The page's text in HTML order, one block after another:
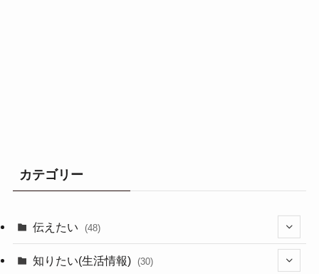
カテゴリー
伝えたい (48)
(44)
知りたい(生活情報) (30)